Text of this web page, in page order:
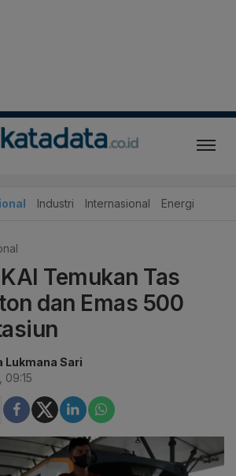
Industri Internasional Energi
Temukan Tas
dan Emas 500
Lukmana Sari
09:15